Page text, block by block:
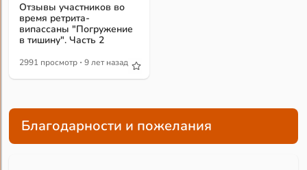
Отзывы участников во
время ретрита-
випассаны "Погружение
в тишину". Часть 2
2991 просмотр · 9 лет назад
Благодарности и пожелания